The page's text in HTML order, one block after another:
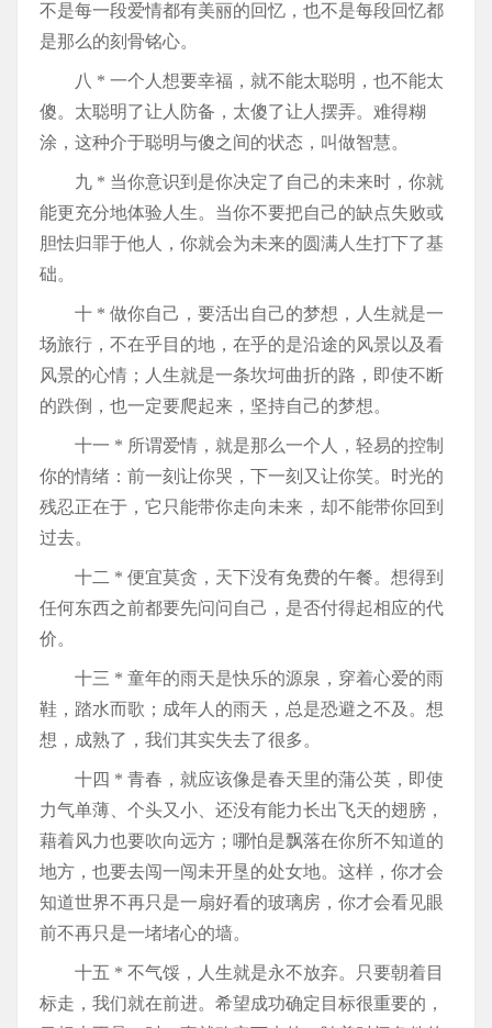
不是每一段爱情都有美丽的回忆，也不是每段回忆都
是那么的刻骨铭心。
八 * 一个人想要幸福，就不能太聪明，也不能太
傻。太聪明了让人防备，太傻了让人摆弄。难得糊
涂，这种介于聪明与傻之间的状态，叫做智慧。
九 * 当你意识到是你决定了自己的未来时，你就
能更充分地体验人生。当你不要把自己的缺点失败或
胆怯归罪于他人，你就会为未来的圆满人生打下了基
础。
十 * 做你自己，要活出自己的梦想，人生就是一
场旅行，不在乎目的地，在乎的是沿途的风景以及看
风景的心情；人生就是一条坎坷曲折的路，即使不断
的跌倒，也一定要爬起来，坚持自己的梦想。
十一 * 所谓爱情，就是那么一个人，轻易的控制
你的情绪：前一刻让你哭，下一刻又让你笑。时光的
残忍正在于，它只能带你走向未来，却不能带你回到
过去。
十二 * 便宜莫贪，天下没有免费的午餐。想得到
任何东西之前都要先问问自己，是否付得起相应的代
价。
十三 * 童年的雨天是快乐的源泉，穿着心爱的雨
鞋，踏水而歌；成年人的雨天，总是恐避之不及。想
想，成熟了，我们其实失去了很多。
十四 * 青春，就应该像是春天里的蒲公英，即使
力气单薄、个头又小、还没有能力长出飞天的翅膀，
藉着风力也要吹向远方；哪怕是飘落在你所不知道的
地方，也要去闯一闯未开垦的处女地。这样，你才会
知道世界不再只是一扇好看的玻璃房，你才会看见眼
前不再只是一堵堵心的墙。
十五 * 不气馁，人生就是永不放弃。只要朝着目
标走，我们就在前进。希望成功确定目标很重要的，